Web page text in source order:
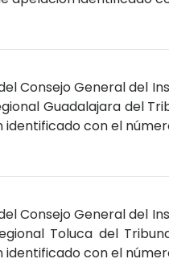
Consejo General del
Guadalajara del
identificado con el
Consejo General del
Toluca del
identificado con el